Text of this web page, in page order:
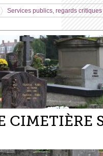
>
Services publics, regards critiques
CIMETIÈRE